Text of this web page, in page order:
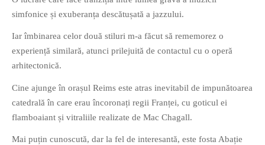
Victor Sosea – Designer
PRIETENI DIN AFARA BRESLEI
GloryBox.ro
PRIETENI DIN BREASLA
simfonice și exuberanța descătușată a jazzului.
Iar îmbinarea celor două stiluri m-a făcut să rememorez o
experiență similară, atunci prilejuită de contactul cu o operă
arhitectonică.
Cine ajunge în orașul Reims este atras inevitabil de impunătoarea
catedrală în care erau încoronați regii Franței, cu goticul ei
flamboaiant și vitraliile realizate de Mac Chagall.
Mai puțin cunoscută, dar la fel de interesantă, este fosta Abație